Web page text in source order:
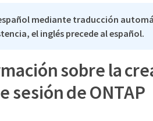
mediante traducción
el inglés precede al español.
sobre la
sesión de ONTAP